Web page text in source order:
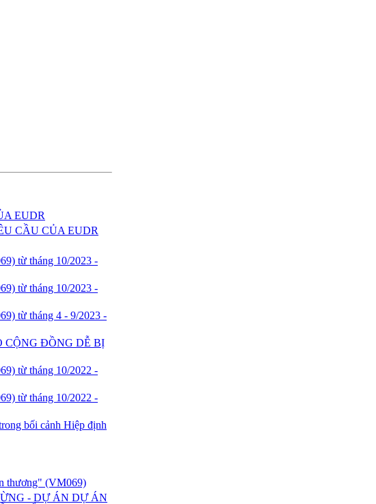
EUDR
CẦU CỦA EUDR
từ tháng 10/2023 -
từ tháng 10/2023 -
từ tháng 4 - 9/2023 -
CỘNG ĐỒNG DỄ BỊ
từ tháng 10/2022 -
từ tháng 10/2022 -
bối cảnh Hiệp định
thương" (VM069)
- DỰ ÁN DỰ ÁN